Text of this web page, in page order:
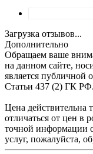
Загрузка отзывов...
Дополнительно
Обращаем ваше
на данном сайте,
является публичной
Статьи 437 (2) ГК РФ.
Цена действительна
отличаться от цен в
точной информации
услуг, пожалуйста,